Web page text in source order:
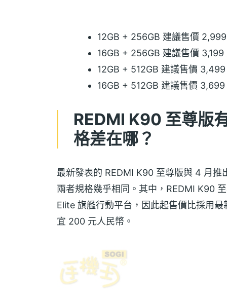
12GB + 256GB 建議售價
16GB + 256GB 建議售價
12GB + 512GB 建議售價
16GB + 512GB 建議售價
REDMI K90 至尊版
格差在哪？
最新發表的 REDMI K90 至尊版與 4 月
兩者規格幾乎相同。其中，REDMI K90
Elite 旗艦行動平台，因此起售價比採用
宜 200 元人民幣。